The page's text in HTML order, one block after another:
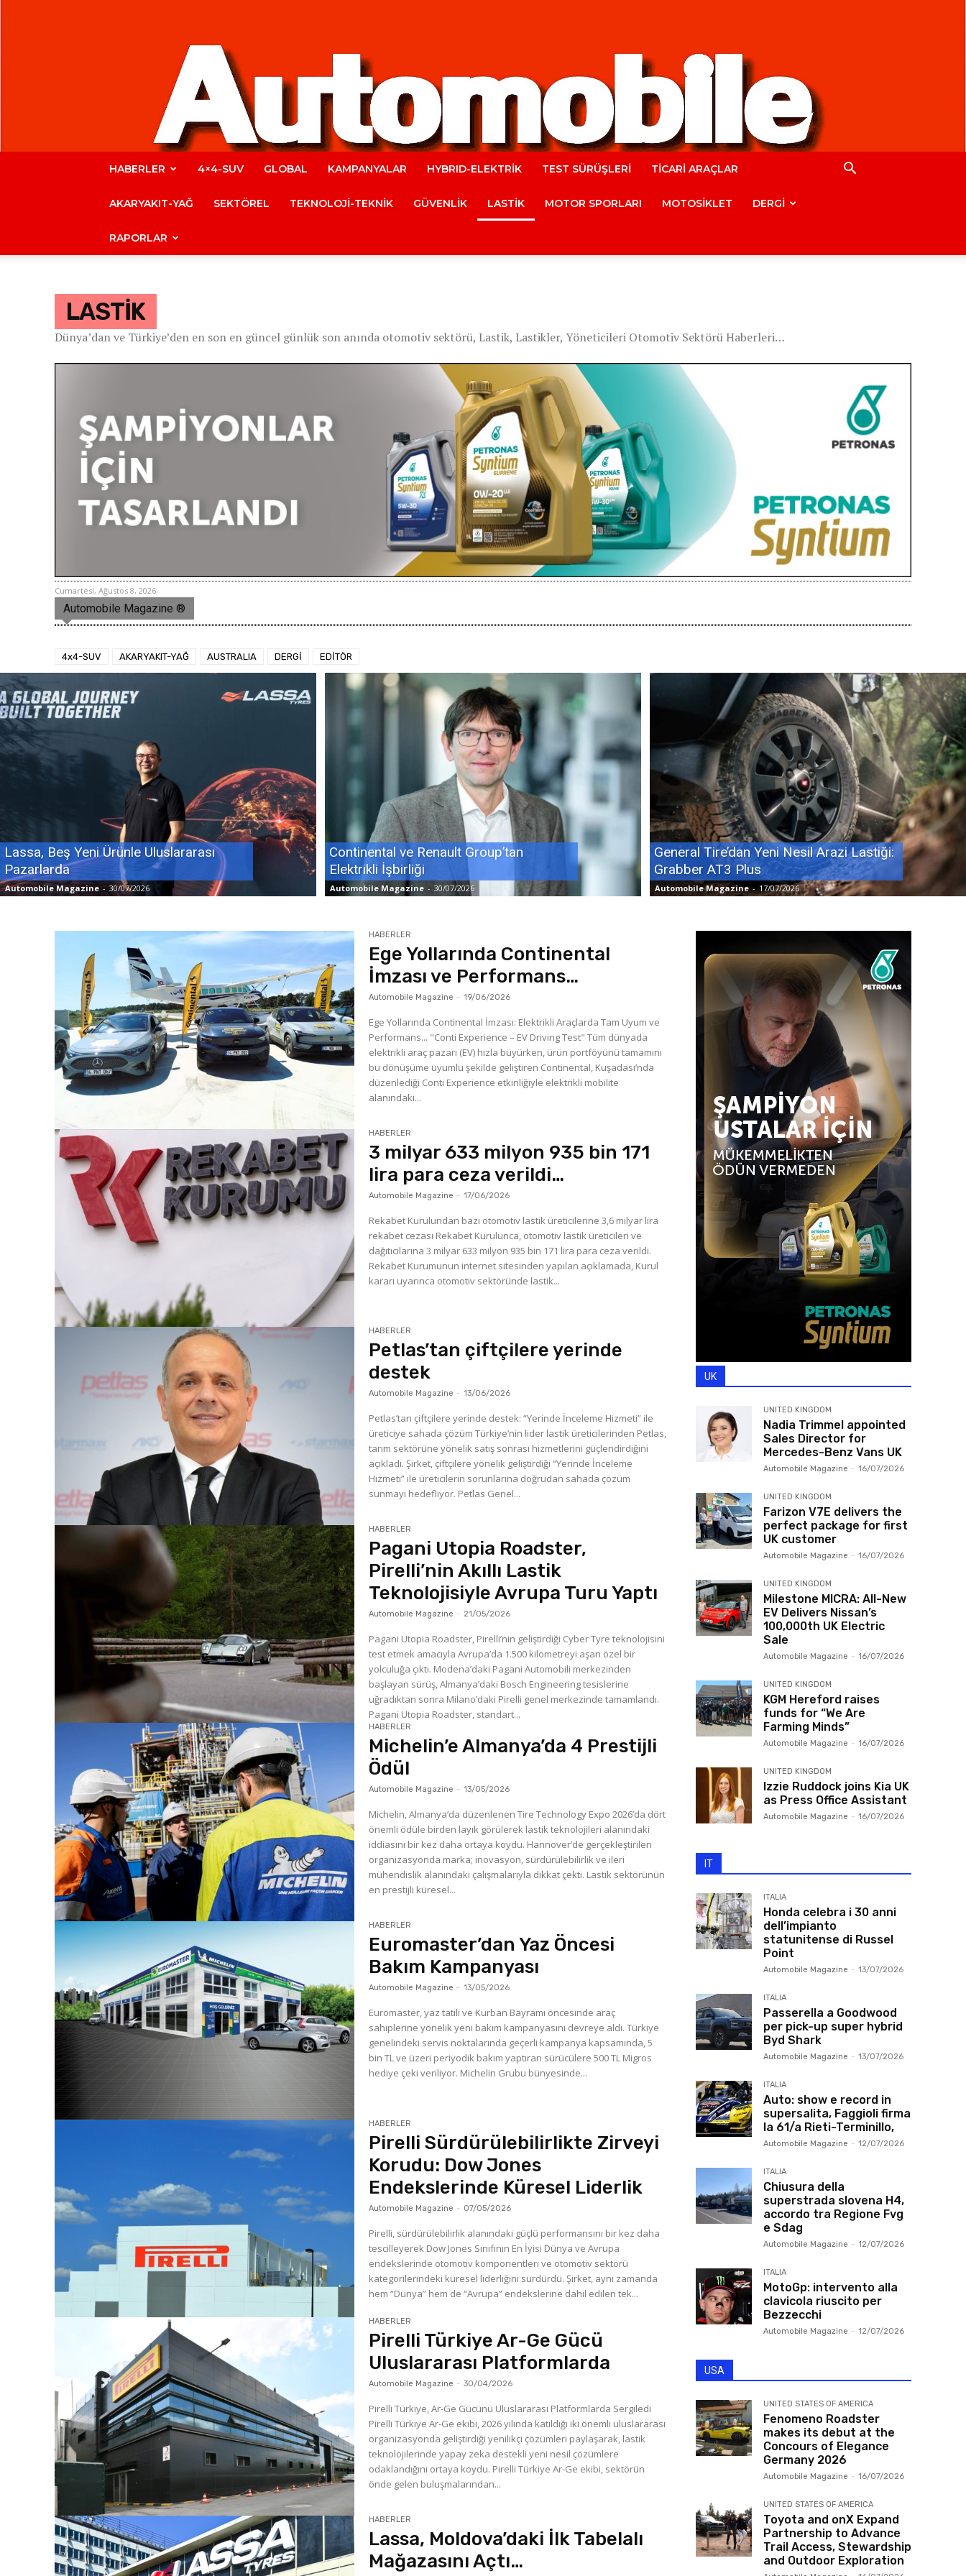
Automobile
HABERLER 4×4-SUV GLOBAL KAMPANYALAR HYBRID-ELEKTRİK TEST SÜRÜŞLERİ TİCARİ ARAÇLAR
AKARYAKIT-YAĞ SEKTÖREL TEKNOLOJİ-TEKNİK GÜVENLİK LASTİK MOTOR SPORLARI MOTOSİKLET DERGİ
RAPORLAR
LASTİK
Dünya’dan ve Türkiye’den en son en güncel günlük son anında otomotiv sektörü, Lastik, Lastikler, Yöneticileri Otomotiv Sektörü Haberleri…
Cumartesi, Ağustos 8, 2026
Automobile Magazine ®
4x4-SUV AKARYAKIT-YAĞ AUSTRALIA DERGİ EDİTÖR
Lassa, Beş Yeni Ürünle Uluslararası
Pazarlarda
Automobile Magazine - 30/07/2026
Continental ve Renault Group’tan
Elektrikli İşbirliği
Automobile Magazine - 30/07/2026
General Tire’dan Yeni Nesil Arazi Lastiği:
Grabber AT3 Plus
Automobile Magazine - 17/07/2026
HABERLER
Ege Yollarında Continental
İmzası ve Performans…
Automobile Magazine - 19/06/2026
Ege Yollarında Continental İmzası: Elektrikli Araçlarda Tam Uyum ve
Performans... "Conti Experience – EV Driving Test" Tüm dünyada
elektrikli araç pazarı (EV) hızla büyürken, ürün portföyünü tamamını
bu dönüşüme uyumlu şekilde geliştiren Continental, Kuşadası’nda
düzenlediği Conti Experience etkinliğiyle elektrikli mobilite
alanındaki...
HABERLER
3 milyar 633 milyon 935 bin 171
lira para ceza verildi…
Automobile Magazine - 17/06/2026
Rekabet Kurulundan bazı otomotiv lastik üreticilerine 3,6 milyar lira
rekabet cezası Rekabet Kurulunca, otomotiv lastik üreticileri ve
dağıtıcılarına 3 milyar 633 milyon 935 bin 171 lira para ceza verildi.
Rekabet Kurumunun internet sitesinden yapılan açıklamada, Kurul
kararı uyarınca otomotiv sektöründe lastik...
HABERLER
Petlas’tan çiftçilere yerinde
destek
Automobile Magazine - 13/06/2026
Petlas’tan çiftçilere yerinde destek: “Yerinde İnceleme Hizmeti” ile
üreticiye sahada çözüm Türkiye’nin lider lastik üreticilerinden Petlas,
tarım sektörüne yönelik satış sonrası hizmetlerini güçlendirdiğini
açıkladı. Şirket, çiftçilere yönelik geliştirdiği “Yerinde İnceleme
Hizmeti” ile üreticilerin sorunlarına doğrudan sahada çözüm
sunmayı hedefliyor. Petlas Genel...
HABERLER
Pagani Utopia Roadster,
Pirelli’nin Akıllı Lastik
Teknolojisiyle Avrupa Turu Yaptı
Automobile Magazine - 21/05/2026
Pagani Utopia Roadster, Pirelli’nin geliştirdiği Cyber Tyre teknolojisini
test etmek amacıyla Avrupa’da 1.500 kilometreyi aşan özel bir
yolculuğa çıktı. Modena’daki Pagani Automobili merkezinden
başlayan sürüş, Almanya’daki Bosch Engineering tesislerine
uğradıktan sonra Milano’daki Pirelli genel merkezinde tamamlandı.
Pagani Utopia Roadster, standart...
HABERLER
Michelin’e Almanya’da 4 Prestijli
Ödül
Automobile Magazine - 13/05/2026
Michelin, Almanya’da düzenlenen Tire Technology Expo 2026’da dört
önemli ödüle birden layık görülerek lastik teknolojileri alanındaki
iddiasını bir kez daha ortaya koydu. Hannover’de gerçekleştirilen
organizasyonda marka; inovasyon, sürdürülebilirlik ve ileri
mühendislik alanındaki çalışmalarıyla dikkat çekti. Lastik sektörünün
en prestijli küresel...
HABERLER
Euromaster’dan Yaz Öncesi
Bakım Kampanyası
Automobile Magazine - 13/05/2026
Euromaster, yaz tatili ve Kurban Bayramı öncesinde araç
sahiplerine yönelik yeni bakım kampanyasını devreye aldı. Türkiye
genelindeki servis noktalarında geçerli kampanya kapsamında, 5
bin TL ve üzeri periyodik bakım yaptıran sürücülere 500 TL Migros
hediye çeki veriliyor. Michelin Grubu bünyesinde...
HABERLER
Pirelli Sürdürülebilirlikte Zirveyi
Korudu: Dow Jones
Endekslerinde Küresel Liderlik
Automobile Magazine - 07/05/2026
Pirelli, sürdürülebilirlik alanındaki güçlü performansını bir kez daha
tescilleyerek Dow Jones Sınıfının En İyisi Dünya ve Avrupa
endekslerinde otomotiv komponentleri ve otomotiv sektörü
kategorilerindeki küresel liderliğini sürdürdü. Şirket, aynı zamanda
hem “Dünya” hem de “Avrupa” endekslerine dahil edilen tek...
HABERLER
Pirelli Türkiye Ar-Ge Gücü
Uluslararası Platformlarda
Automobile Magazine - 30/04/2026
Pirelli Türkiye, Ar-Ge Gücünü Uluslararası Platformlarda Sergiledi
Pirelli Türkiye Ar-Ge ekibi, 2026 yılında katıldığı iki önemli uluslararası
organizasyonda geliştirdiği yenilikçi çözümleri paylaşarak, lastik
teknolojilerinde yapay zeka destekli yeni nesil çözümlere
odaklandığını ortaya koydu. Pirelli Türkiye Ar-Ge ekibi, sektörün
önde gelen buluşmalarından...
HABERLER
Lassa, Moldova’daki İlk Tabelalı
Mağazasını Açtı…
UK
UNITED KINGDOM
Nadia Trimmel appointed
Sales Director for
Mercedes-Benz Vans UK
Automobile Magazine - 16/07/2026
UNITED KINGDOM
Farizon V7E delivers the
perfect package for first
UK customer
Automobile Magazine - 16/07/2026
UNITED KINGDOM
Milestone MICRA: All-New
EV Delivers Nissan’s
100,000th UK Electric
Sale
Automobile Magazine - 16/07/2026
UNITED KINGDOM
KGM Hereford raises
funds for “We Are
Farming Minds”
Automobile Magazine - 16/07/2026
UNITED KINGDOM
Izzie Ruddock joins Kia UK
as Press Office Assistant
Automobile Magazine - 16/07/2026
IT
ITALIA
Honda celebra i 30 anni
dell’impianto
statunitense di Russel
Point
Automobile Magazine - 13/07/2026
ITALIA
Passerella a Goodwood
per pick-up super hybrid
Byd Shark
Automobile Magazine - 13/07/2026
ITALIA
Auto: show e record in
supersalita, Faggioli firma
la 61/a Rieti-Terminillo,
Automobile Magazine - 12/07/2026
ITALIA
Chiusura della
superstrada slovena H4,
accordo tra Regione Fvg
e Sdag
Automobile Magazine - 12/07/2026
ITALIA
MotoGp: intervento alla
clavicola riuscito per
Bezzecchi
Automobile Magazine - 12/07/2026
USA
UNITED STATES OF AMERICA
Fenomeno Roadster
makes its debut at the
Concours of Elegance
Germany 2026
Automobile Magazine - 16/07/2026
UNITED STATES OF AMERICA
Toyota and onX Expand
Partnership to Advance
Trail Access, Stewardship
and Outdoor Exploration